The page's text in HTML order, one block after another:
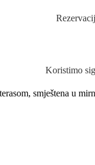
Koristimo
smještena u